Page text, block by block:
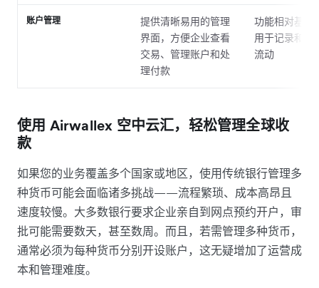
账户管理
提供清晰易用的管理
界面，方便企业查看
交易、管理账户和处
理付款
功能相对基础
用于记录和管
流动
使用 Airwallex 空中云汇，轻松管理全球收
款
如果您的业务覆盖多个国家或地区，使用传统银行管理多
种货币可能会面临诸多挑战——流程繁琐、成本高昂且
速度较慢。大多数银行要求企业亲自到网点预约开户，审
批可能需要数天，甚至数周。而且，若需管理多种货币，
通常必须为每种货币分别开设账户，这无疑增加了运营成
本和管理难度。